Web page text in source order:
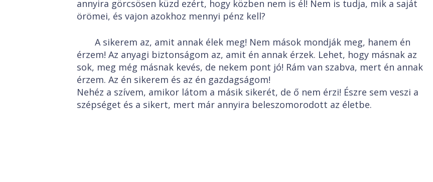
annyira görcsösen küzd ezért, hogy közben nem is él! Nem is tudja, mik a saját
örömei, és vajon azokhoz mennyi pénz kell?
A sikerem az, amit annak élek meg! Nem mások mondják meg, hanem én
érzem! Az anyagi biztonságom az, amit én annak érzek. Lehet, hogy másnak az
sok, meg még másnak kevés, de nekem pont jó! Rám van szabva, mert én annak
érzem. Az én sikerem és az én gazdagságom!
Nehéz a szívem, amikor látom a másik sikerét, de ő nem érzi! Észre sem veszi a
szépséget és a sikert, mert már annyira beleszomorodott az életbe.